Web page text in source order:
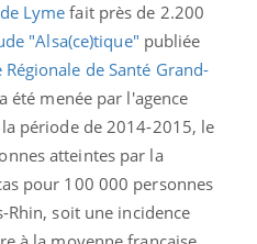
Lymefait près de 2.200
"Alsa(ce)tique" publiée
Régionale de Santé Grand-
été menée par l'agence
période de 2014-2015, le
atteintes par la
pour 100 000 personnes
Rhin, soit une incidence